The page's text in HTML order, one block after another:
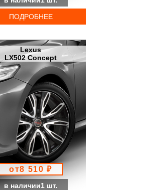
ПОДРОБНЕЕ
Lexus
LX502 Concept
от8 510 ₽
в наличии1 шт.